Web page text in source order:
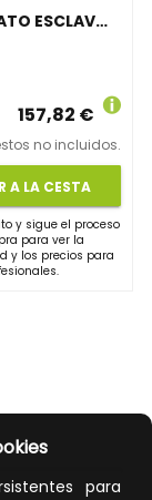
para
TERMOSTATO ESCLAVO BLANCO
157,82 €
no incluidos.
A LA CESTA
y sigue el proceso
para ver la
y los precios para